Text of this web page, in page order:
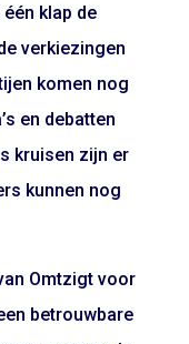
klap de
verkiezingen
komen nog
en debatten
kruisen zijn er
kunnen nog
Omtzigt voor
betrouwbare